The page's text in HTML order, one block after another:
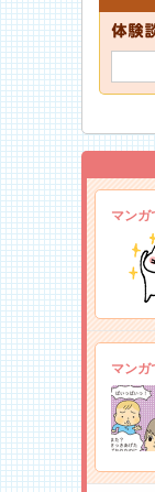
マンガ
マンガ